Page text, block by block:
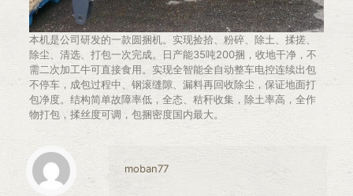
本机是公司研发的一款圆捆机。实现捡拾、粉碎、除土、揉搓、
除尘、清选、打包一次完成。日产能35吨200捆，收地干净，不
需二次加工牛可直接食用。实现全智能全自动整车电控连续出包
不停车，成包过程中、钢滚缝隙、漏料再回收除尘，保证地面打
包净度。结构简单故障率低，全态、秸秆收集，除土率高，全作
物打包，揉丝度可调，包捆密度国内最大。
moban77